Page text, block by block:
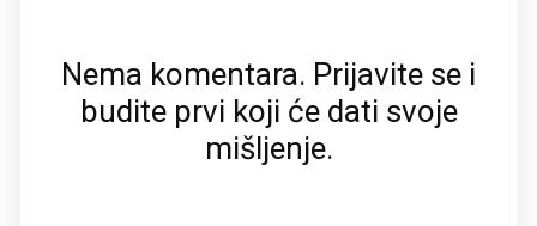
Nema komentara. Prijavite se i
budite prvi koji će dati svoje
mišljenje.